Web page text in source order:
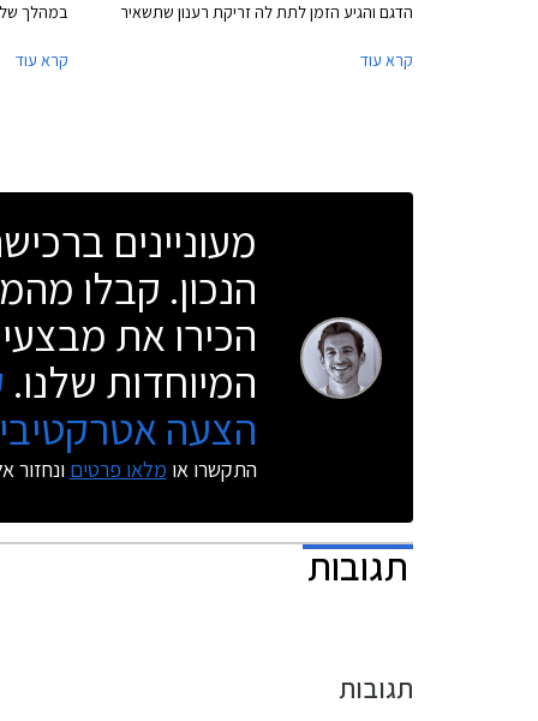
הדגם והגיע הזמן לתת לה זריקת רענון שתשאיר
קרא עוד
במהלך
קרא עוד
מעוניינים
הנכון. קבלו
הכירו את
המיוחדות שלנו.
הצעה
התקשרו או מלאו פרטים ונחזור
תגובות
תגובות